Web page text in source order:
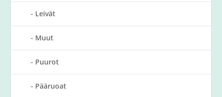
Leivät
Muut
Puurot
Pääruoat